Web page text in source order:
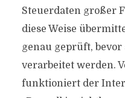
Steuerdaten großer
diese Weise
genau geprüft,
verarbeitet werden.
funktioniert der